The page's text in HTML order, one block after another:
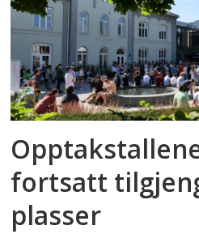
fortsatt
plasser